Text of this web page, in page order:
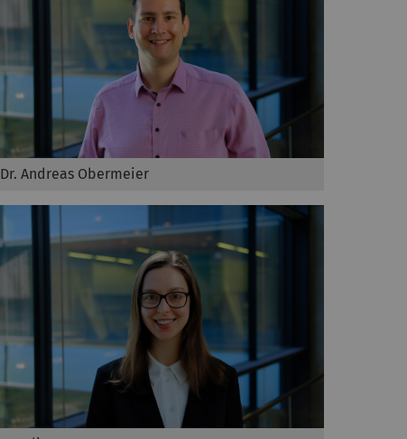
Dr. Andreas Obermeier